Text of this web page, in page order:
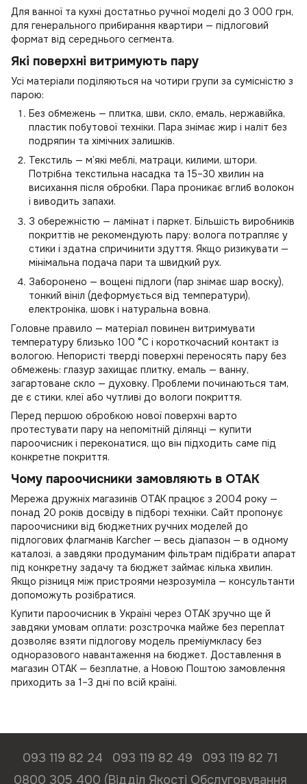
Для ванної та кухні достатньо ручної моделі до 3 000 грн,
для генерального прибирання квартири — підлоговий
формат від середнього сегмента.
Які поверхні витримують пару
Усі матеріали поділяються на чотири групи за сумісністю з
парою:
Без обмежень — плитка, шви, скло, емаль, нержавійка,
пластик побутової техніки. Пара знімає жир і наліт без
подряпин та хімічних залишків.
Текстиль — м’які меблі, матраци, килими, штори.
Потрібна текстильна насадка та 15–30 хвилин на
висихання після обробки. Пара проникає вглиб волокон
і виводить запахи.
З обережністю — ламінат і паркет. Більшість виробників
покриттів не рекомендують пару: волога потрапляє у
стики і здатна спричинити здуття. Якщо ризикувати —
мінімальна подача пари та швидкий рух.
Заборонено — вощені підлоги (пар знімає шар воску),
тонкий вініл (деформується від температури),
електроніка, шовк і натуральна вовна.
Головне правило — матеріал повинен витримувати
температуру близько 100 °C і короткочасний контакт із
вологою. Непористі тверді поверхні переносять пару без
обмежень: глазур захищає плитку, емаль — ванну,
загартоване скло — духовку. Проблеми починаються там,
де є стики, клеї або чутливі до вологи покриття.
Перед першою обробкою нової поверхні варто
протестувати пару на непомітній ділянці — купити
пароочисник і переконатися, що він підходить саме під
конкретне покриття.
Чому пароочисники замовляють в OTAK
Мережа дружніх магазинів OTAK працює з 2004 року —
понад 20 років досвіду в підборі техніки. Сайт пропонує
пароочисники від бюджетних ручних моделей до
підлогових флагманів Karcher — весь діапазон — в одному
каталозі, а завдяки продуманим фільтрам підібрати апарат
під конкретну задачу та бюджет займає кілька хвилин.
Якщо різниця між пристроями незрозуміла — консультанти
допоможуть розібратися.
Купити пароочисник в Україні через OTAK зручно ще й
завдяки умовам оплати: розстрочка майже без переплат
дозволяє взяти підлогову модель преміумкласу без
одноразового навантаження на бюджет. Доставлення в
магазин OTAK — безплатне, а Новою Поштою замовлення
приходить за 1–3 дні по всій країні.
093 119 82 24 093 119 82 49
093 119 82 71
0800 305 400 (Відділ Якості Обслуговування